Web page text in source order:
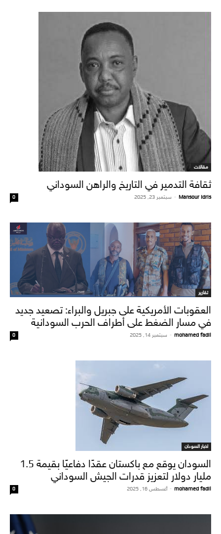
مقالات
ثقافة التدمير في التاريخ والراهن السوداني
Mansour Idris
- سبتمبر 23, 2025 0
تقارير
العقوبات الأمريكية على جبريل والبراء: تصعيد جديد
في مسار الضغط على أطراف الحرب السودانية
mohamed fadil
- سبتمبر 14, 2025 0
اخبار السودان
السودان يوقع مع باكستان عقدًا دفاعيًا بقيمة 1.5
مليار دولار لتعزيز قدرات الجيش السوداني
mohamed fadil
- أغسطس 16, 2025 0